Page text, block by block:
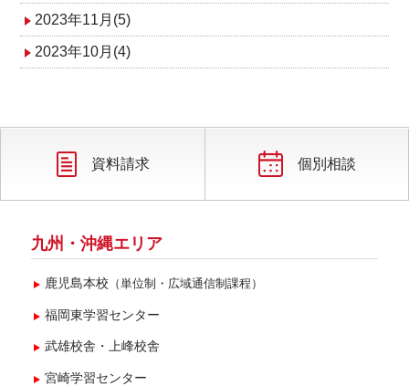
2023年11月(5)
2023年10月(4)
資料請求 個別相談
九州・沖縄エリア
鹿児島本校 （単位制・広域通信制課程）
福岡東学習センター
武雄校舎・上峰校舎
宮崎学習センター